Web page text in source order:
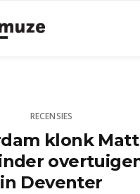
RECENSIES
klonk
in Deventer